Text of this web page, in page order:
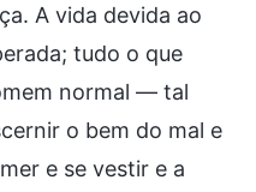
A vida devida ao
tudo o que
normal — tal
o bem do mal e
e se vestir e a